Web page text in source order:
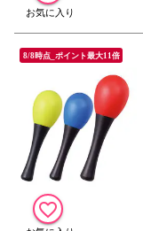
8/8時点_ポイント最大11倍